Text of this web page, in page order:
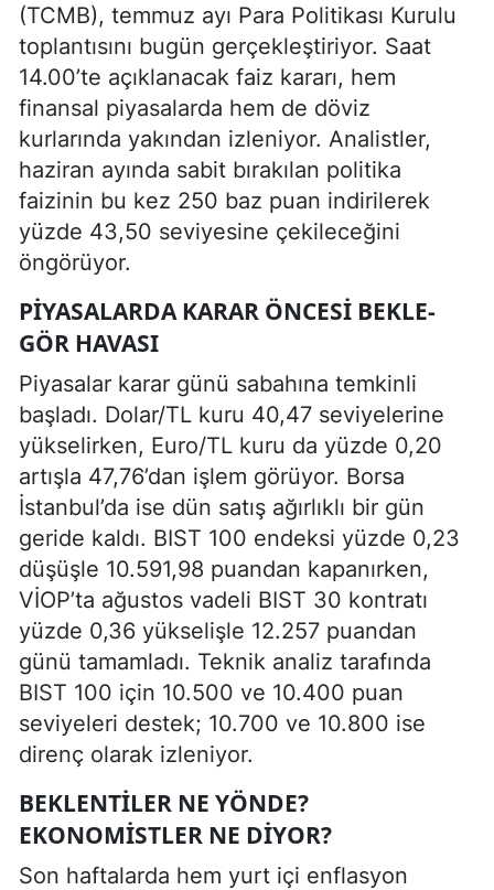
(TCMB), temmuz ayı Para Politikası Kurulu
toplantısını bugün gerçekleştiriyor. Saat
14.00’te açıklanacak faiz kararı, hem
finansal piyasalarda hem de döviz
kurlarında yakından izleniyor. Analistler,
haziran ayında sabit bırakılan politika
faizinin bu kez 250 baz puan indirilerek
yüzde 43,50 seviyesine çekileceğini
öngörüyor.
PIYASALARDA KARAR ÖNCESI BEKLE-
GÖR HAVASI
Piyasalar karar günü sabahına temkinli
başladı. Dolar/TL kuru 40,47 seviyelerine
yükselirken, Euro/TL kuru da yüzde 0,20
artışla 47,76’dan işlem görüyor. Borsa
İstanbul’da ise dün satış ağırlıklı bir gün
geride kaldı. BIST 100 endeksi yüzde 0,23
düşüşle 10.591,98 puandan kapanırken,
VİOP’ta ağustos vadeli BIST 30 kontratı
yüzde 0,36 yükselişle 12.257 puandan
günü tamamladı. Teknik analiz tarafında
BIST 100 için 10.500 ve 10.400 puan
seviyeleri destek; 10.700 ve 10.800 ise
direnç olarak izleniyor.
BEKLENTILER NE YÖNDE?
EKONOMISTLER NE DIYOR?
Son haftalarda hem yurt içi enflasyon